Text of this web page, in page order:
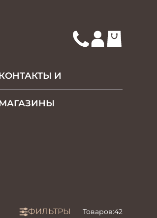
И
ФИЛЬТРЫ Товаров:42